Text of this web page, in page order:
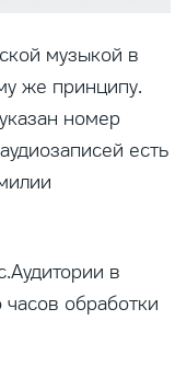
музыкой в
же принципу.
номер
есть
в
обработки